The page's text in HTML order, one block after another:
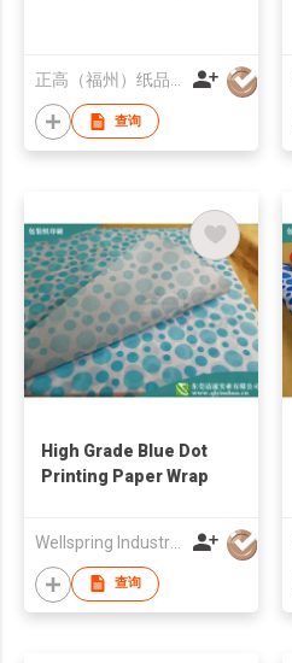
正高（福州）纸品有限公司
查询
High Grade Blue Dot
Printing Paper Wrap
Wellspring Industrial Co., Ltd.
查询